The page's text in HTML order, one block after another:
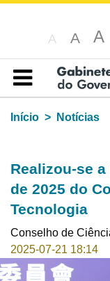
A A A
Índice
Início
Notícias
Realizou-se
de 2025 do
Tecnologia
Conselho de
2025-07-21 18:14